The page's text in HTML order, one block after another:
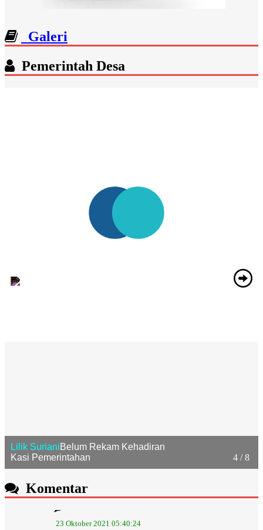
Galeri
Pemerintah Desa
5 / 8
Kaur Keuangan
Komentar23 Oktober 2021 05:40:24